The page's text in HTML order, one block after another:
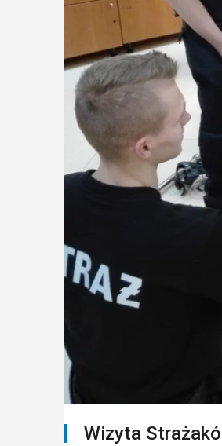
Wizyta